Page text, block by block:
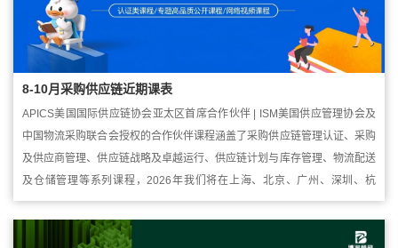
8-10月采购供应链近期课表
APICS美国国际供应链协会亚太区首席合作伙伴 | ISM美国供应管理协会及
中国物流采购联合会授权的合作伙伴课程涵盖了采购供应链管理认证、采购
及供应商管理、供应链战略及卓越运行、供应链计划与库存管理、物流配送
及仓储管理等系列课程，2026年我们将在上海、北京、广州、深圳、杭
州、苏州、成都、青岛及网络直播等地开课来满足不同区域学员对不同项目
的学习需求，也可为企业...